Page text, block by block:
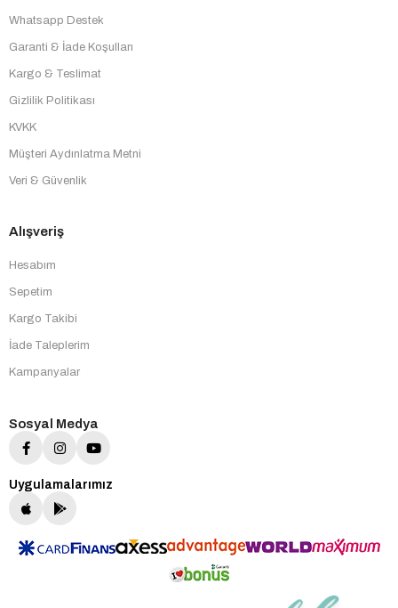
Whatsapp Destek
Garanti & İade Koşulları
Kargo & Teslimat
Gizlilik Politikası
KVKK
Müşteri Aydınlatma Metni
Veri & Güvenlik
Alışveriş
Hesabım
Sepetim
Kargo Takibi
İade Taleplerim
Kampanyalar
Sosyal Medya
Uygulamalarımız